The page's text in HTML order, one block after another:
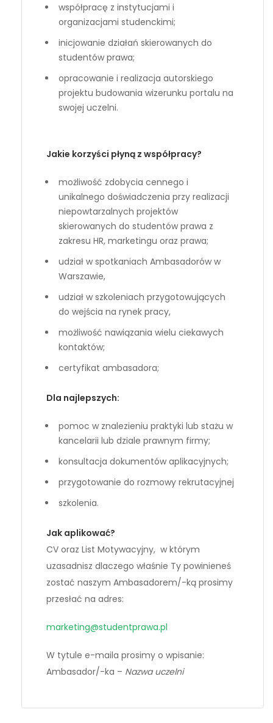
współpracę z instytucjami i
organizacjami studenckimi;
inicjowanie działań skierowanych do
studentów prawa;
opracowanie i realizacja autorskiego
projektu budowania wizerunku portalu na
swojej uczelni.
Jakie korzyści płyną z współpracy?
możliwość zdobycia cennego i
unikalnego doświadczenia przy realizacji
niepowtarzalnych projektów
skierowanych do studentów prawa z
zakresu HR, marketingu oraz prawa;
udział w spotkaniach Ambasadorów w
Warszawie,
udział w szkoleniach przygotowujących
do wejścia na rynek pracy,
możliwość nawiązania wielu ciekawych
kontaktów;
certyfikat ambasadora;
Dla najlepszych:
pomoc w znalezieniu praktyki lub stażu w
kancelarii lub dziale prawnym firmy;
konsultacja dokumentów aplikacyjnych;
przygotowanie do rozmowy rekrutacyjnej
szkolenia.
Jak aplikować?
CV oraz List Motywacyjny, w którym
uzasadnisz dlaczego właśnie Ty powinieneś
zostać naszym Ambasadorem/-ką prosimy
przesłać na adres:
marketing@studentprawa.pl
W tytule e-maila prosimy o wpisanie:
Ambasador/-ka – Nazwa uczelni